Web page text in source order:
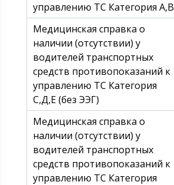
управлению ТС Категория А,В
Медицинская справка о
наличии (отсутствии) у
водителей транспортных
средств противопоказаний к
управлению ТС Категория
С,Д,Е (без ЭЭГ)
Медицинская справка о
наличии (отсутствии) у
водителей транспортных
средств противопоказаний к
управлению ТС Категория